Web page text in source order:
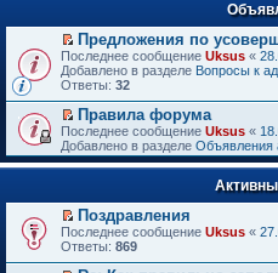
П
е
р
й
т
и
к
п
в
о
м
у
Предложения по
Последнее сообщение Uksus «
Добавлено в разделе Вопросы к
Ответы: 32
П
е
р
е
т
и
к
п
Правила форума
Последнее сообщение Uksus «
Добавлено в разделе Объявления
П
е
Поздравления
Последнее сообщение Uksus «
Ответы: 869